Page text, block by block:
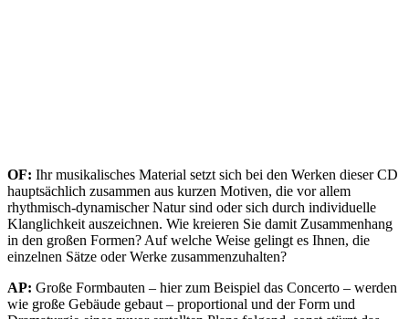
OF: Ihr musikalisches Material setzt sich bei den Werken dieser CD
hauptsächlich zusammen aus kurzen Motiven, die vor allem
rhythmisch-dynamischer Natur sind oder sich durch individuelle
Klanglichkeit auszeichnen. Wie kreieren Sie damit Zusammenhang
in den großen Formen? Auf welche Weise gelingt es Ihnen, die
einzelnen Sätze oder Werke zusammenzuhalten?
AP: Große Formbauten – hier zum Beispiel das Concerto – werden
wie große Gebäude gebaut – proportional und der Form und